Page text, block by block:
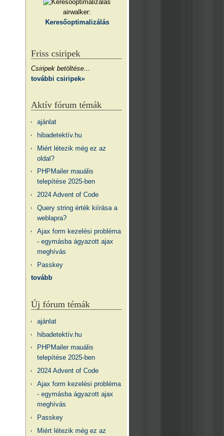
airwalker:
Keresőoptimalizálás
Friss csiripek
Csiripek betöltése…
további csiripek»
Aktív fórum témák
ajánlat
hibadetektív.hu
Miért létezik még ez az
oldal?
PHPMailer mauális
telepítése 2025-ben
2024 Advent of Code
Query string érték kiírása a
weblapra?
Ajax form kezelési probléma
- egymásba ágyazott ajax
meghívás
Passkey
tovább
Új fórum témák
ajánlat
hibadetektív.hu
PHPMailer mauális
telepítése 2025-ben
2024 Advent of Code
Ajax form kezelési probléma
- egymásba ágyazott ajax
meghívás
Passkey
Miért létezik még ez az